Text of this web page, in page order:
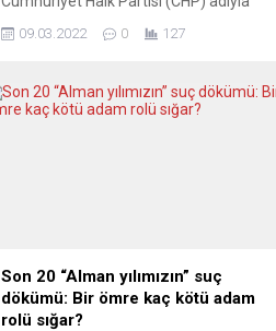
yeniden yapılanma ile parti ismi
var. Cumhuriyet Halk Partisi’nin (CHP)
Almanya’da sert tartışmalara neden
09.03.2022 0 127
Son 20 “Alman yılımızın” suç
dökümü: Bir ömre kaç kötü adam
rolü sığar?